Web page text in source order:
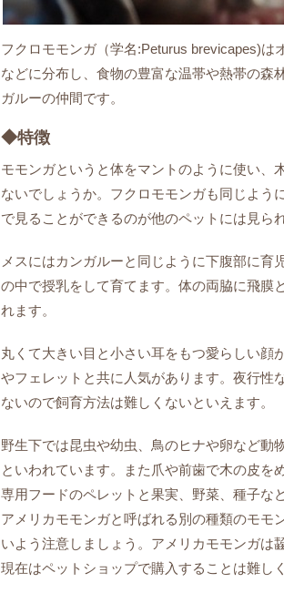
フクロモモンガ（学名:Peturus brevicapes)
などに分布し、食物の豊富な温帯や熱帯の森
ガルーの仲間です。
◆特徴
モモンガというと体をマントのように使い、
ないでしょうか。フクロモモンガも同じよう
で見ることができるのが他のペットには見ら
メスにはカンガルーと同じように下腹部に
の中で授乳をして育てます。体の両脇に飛膜
れます。
丸くて大きい目と小さい耳をもつ愛らしい顔
やフェレットと共に人気があります。夜行性
ないので飼育方法は難しくないといえます。
野生下では昆虫や幼虫、鳥のヒナや卵など動
といわれています。また爪や前歯で木の皮を
専用フードのペレットと果実、野菜、種子な
アメリカモモンガと呼ばれる別の種類のモモ
いよう注意しましょう。アメリカモモンガは
現在はペットショップで購入することは難し